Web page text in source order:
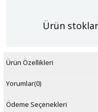
Ürün
Ürün Özellikleri
Yorumlar(0)
Ödeme Seçenekleri